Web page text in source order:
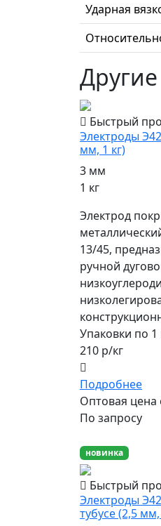
Ударная
Быстрый
Электроды
мм, 1 кг)
3 мм
1 кг
Электрод
13/45,
ручной
Упаковки по 1
210 р/кг
Подробнее
Оптовая цена
По запросу
новинка
Быстрый
Электроды
тубусе (2,5 мм,